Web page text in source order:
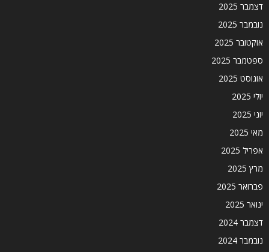
דצמבר 2025
נובמבר 2025
אוקטובר 2025
ספטמבר 2025
אוגוסט 2025
יולי 2025
יוני 2025
מאי 2025
אפריל 2025
מרץ 2025
פברואר 2025
ינואר 2025
דצמבר 2024
נובמבר 2024